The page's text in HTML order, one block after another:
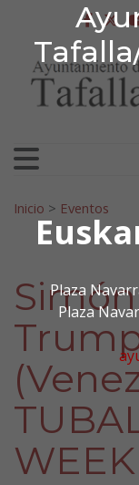
Plaza
Plaza
Ir al contenido
Search for:
Inicio > Eventos
WEEK